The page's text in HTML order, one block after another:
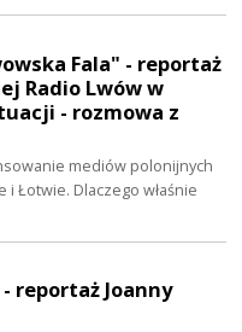
Fala" - reportaż
Radio Lwów w
- rozmowa z
mediów polonijnych
i Łotwie. Dlaczego właśnie
reportaż Joanny